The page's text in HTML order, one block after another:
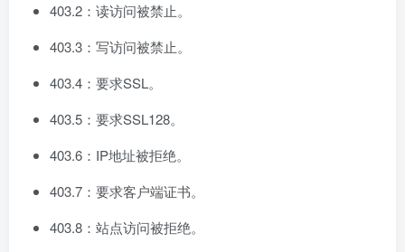
403.2：读访问被禁止。
403.3：写访问被禁止。
403.4：要求SSL。
403.5：要求SSL128。
403.6：IP地址被拒绝。
403.7：要求客户端证书。
403.8：站点访问被拒绝。